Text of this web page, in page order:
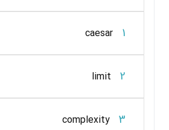
1
caesar
2
limit
3
complexity